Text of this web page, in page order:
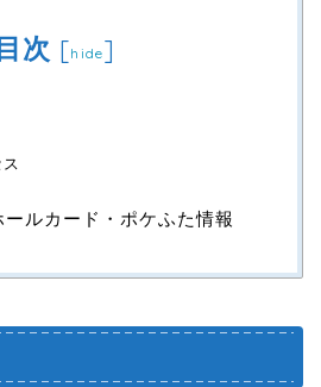
次 [hide]
ルカード・ポケふた情報